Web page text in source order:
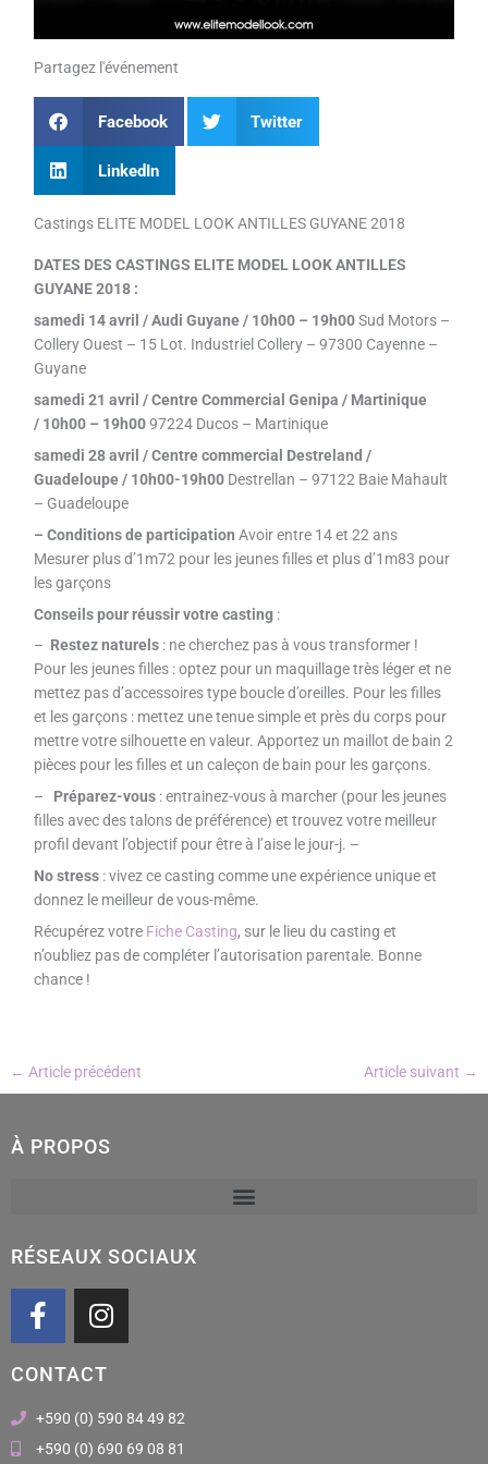
Partagez l'événement
Facebook Twitter
LinkedIn
Castings ELITE MODEL LOOK ANTILLES GUYANE 2018
DATES DES CASTINGS ELITE MODEL LOOK ANTILLES
GUYANE 2018 :
samedi 14 avril / Audi Guyane / 10h00 – 19h00Sud Motors –
Collery Ouest – 15 Lot. Industriel Collery – 97300 Cayenne –
Guyane
samedi 21 avril / Centre Commercial Genipa / Martinique
/ 10h00 – 19h0097224 Ducos – Martinique
samedi 28 avril / Centre commercial Destreland /
Guadeloupe / 10h00-19h00 Destrellan – 97122 Baie Mahault
– Guadeloupe
– Conditions de participation Avoir entre 14 et 22 ans
Mesurer plus d’1m72 pour les jeunes filles et plus d’1m83 pour
les garçons
Conseils pour réussir votre casting :
– Restez naturels : ne cherchez pas à vous transformer !
Pour les jeunes filles : optez pour un maquillage très léger et ne
mettez pas d’accessoires type boucle d’oreilles. Pour les filles
et les garçons : mettez une tenue simple et près du corps pour
mettre votre silhouette en valeur. Apportez un maillot de bain 2
pièces pour les filles et un caleçon de bain pour les garçons.
– Préparez-vous : entrainez-vous à marcher (pour les jeunes
filles avec des talons de préférence) et trouvez votre meilleur
profil devant l’objectif pour être à l’aise le jour-j. –
No stress : vivez ce casting comme une expérience unique et
donnez le meilleur de vous-même.
Récupérez votre Fiche Casting, sur le lieu du casting et
n’oubliez pas de compléter l’autorisation parentale. Bonne
chance !
← Article précédent Article suivant →
À PROPOS
RÉSEAUX SOCIAUX
F
a
e
b
o
I
n
t
a
g
CONTACT
+590 (0) 590 84 49 82
+590 (0) 690 69 08 81